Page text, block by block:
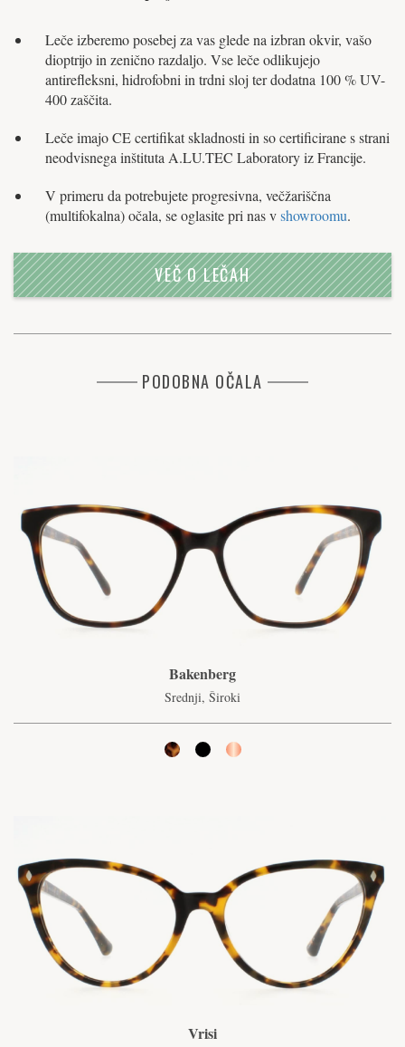
Leče izberemo posebej za vas glede na izbran okvir, vašo
dioptrijo in zenično razdaljo. Vse leče odlikujejo
antirefleksni, hidrofobni in trdni sloj ter dodatna 100 % UV-
400 zaščita.
Leče imajo CE certifikat skladnosti in so certificirane s strani
neodvisnega inštituta A.LU.TEC Laboratory iz Francije.
V primeru da potrebujete progresivna, večžariščna
(multifokalna) očala, se oglasite pri nas vshowroomu.
VEČ O LEČAH
PODOBNA OČALA
Bakenberg
Srednji, Široki
Vrisi